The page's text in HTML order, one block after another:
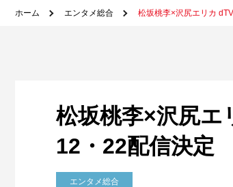
ホーム エンタメ総合 松坂桃李×沢尻エリカ
松坂桃李×沢尻エ
12・22配信決定
エンタメ総合